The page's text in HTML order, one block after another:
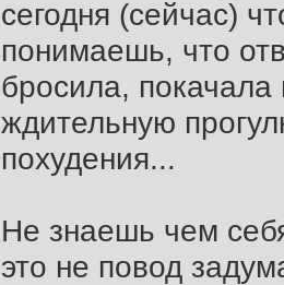
сегодня (сейчас)
понимаешь, что
бросила,
ждительную
похудения...
Не знаешь чем
это не повод